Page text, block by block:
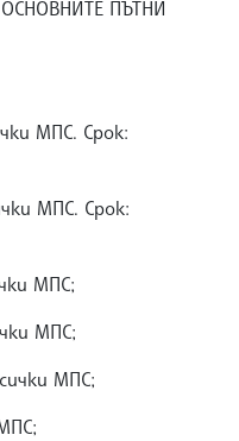
ПЪТНИ
МПС. Срок:
МПС. Срок:
МПС;
МПС;
МПС;